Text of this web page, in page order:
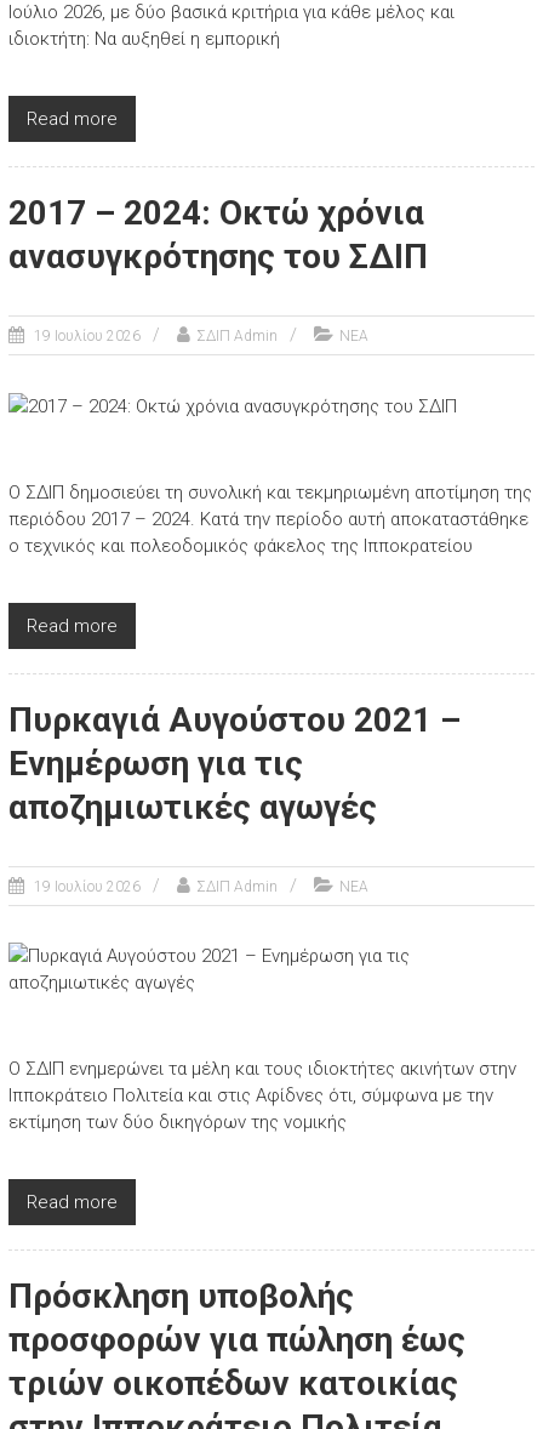
Ιούλιο 2026, με δύο βασικά κριτήρια για κάθε μέλος και
ιδιοκτήτη: Να αυξηθεί η εμπορική
Read more
2017 – 2024: Οκτώ χρόνια
ανασυγκρότησης του ΣΔΙΠ
19 Ιουλίου 2026 ΣΔΙΠ Admin ΝΕΑ
Ο ΣΔΙΠ δημοσιεύει τη συνολική και τεκμηριωμένη αποτίμηση της
περιόδου 2017 – 2024. Κατά την περίοδο αυτή αποκαταστάθηκε
ο τεχνικός και πολεοδομικός φάκελος της Ιπποκρατείου
Read more
Πυρκαγιά Αυγούστου 2021 –
Ενημέρωση για τις
αποζημιωτικές αγωγές
19 Ιουλίου 2026 ΣΔΙΠ Admin ΝΕΑ
Ο ΣΔΙΠ ενημερώνει τα μέλη και τους ιδιοκτήτες ακινήτων στην
Ιπποκράτειο Πολιτεία και στις Αφίδνες ότι, σύμφωνα με την
εκτίμηση των δύο δικηγόρων της νομικής
Read more
Πρόσκληση υποβολής
προσφορών για πώληση έως
τριών οικοπέδων κατοικίας